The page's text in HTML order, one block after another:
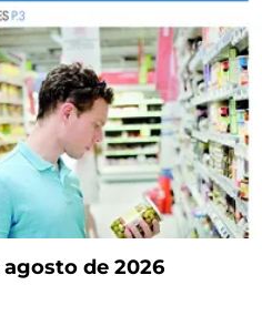
agosto de 2026